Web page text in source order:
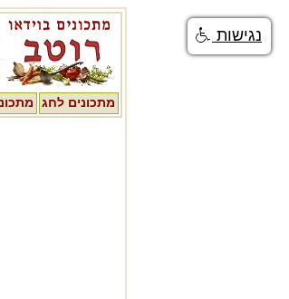
מתכונים לחג
נגישות